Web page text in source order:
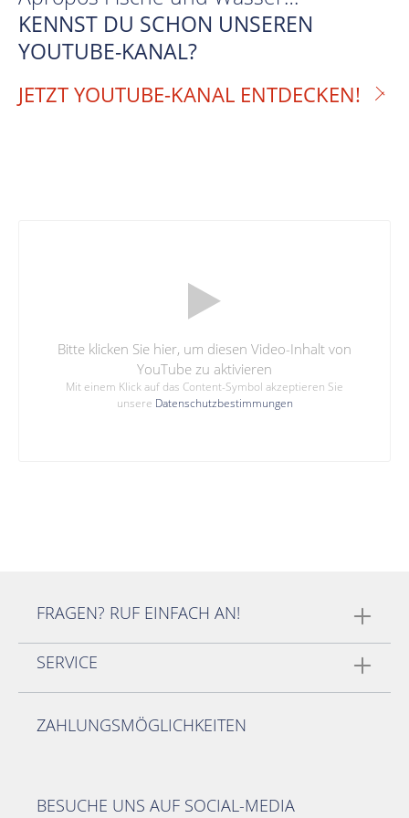
KENNST DU SCHON UNSEREN
YOUTUBE-KANAL?
JETZT YOUTUBE-KANAL ENTDECKEN!
Bitte klicken Sie hier, um diesen Video-Inhalt von
YouTube zu aktivieren
Mit einem Klick auf das Content-Symbol akzeptieren Sie
unsere Datenschutzbestimmungen
FRAGEN? RUF EINFACH AN!
SERVICE
ZAHLUNGSMÖGLICHKEITEN
BESUCHE UNS AUF SOCIAL-MEDIA